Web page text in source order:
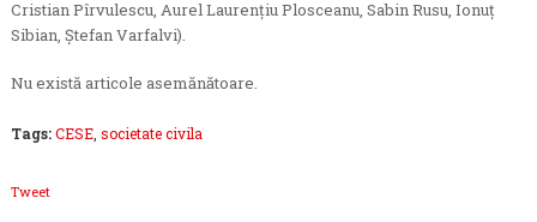
Cristian Pîrvulescu, Aurel Laurențiu Plosceanu, Sabin Rusu, Ionuț
Sibian, Ștefan Varfalvi).
Nu există articole asemănătoare.
Tags:CESE, societate civila
Tweet